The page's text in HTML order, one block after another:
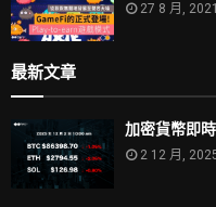
27 8 月, 2021
最新文章
加密貨幣即
2 12 月,